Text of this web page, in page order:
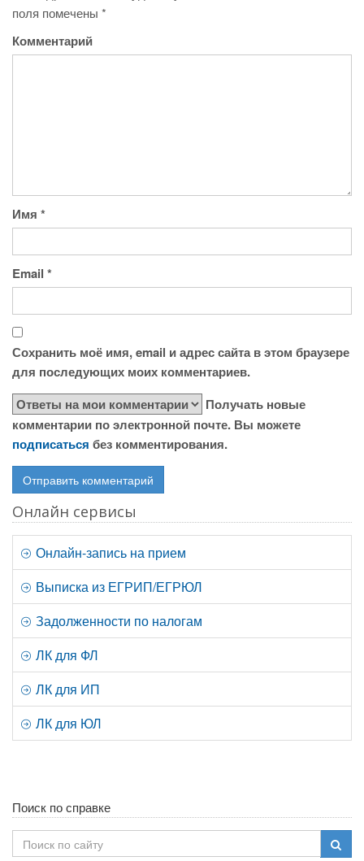
поля помечены *
Комментарий
Имя *
Email *
Сохранить моё имя, email и адрес сайта в этом браузере
для последующих моих комментариев.
Получать новые
комментарии по электронной почте. Вы можете
подписаться без комментирования.
Онлайн сервисы
Онлайн-запись на прием
Выписка из ЕГРИП/ЕГРЮЛ
Задолженности по налогам
ЛК для ФЛ
ЛК для ИП
ЛК для ЮЛ
Поиск по справке